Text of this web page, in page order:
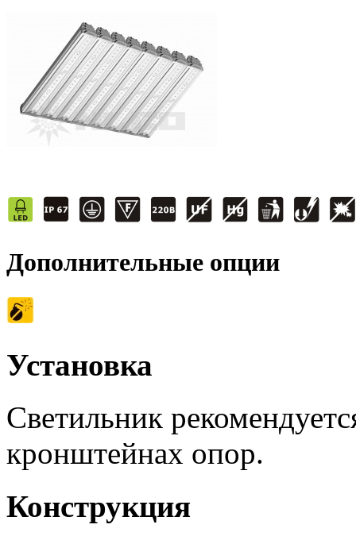
Дополнительные опции
Установка
Светильник
кронштейнах опор.
Конструкция